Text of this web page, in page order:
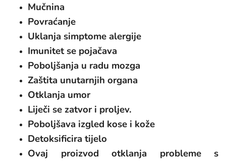
Mučnina
Povraćanje
Uklanja simptome alergije
Imunitet se pojačava
Poboljšanja u radu mozga
Zaštita unutarnjih organa
Otklanja umor
Liječi se zatvor i proljev.
Poboljšava izgled kose i kože
Detoksificira tijelo
Ovaj proizvod otklanja probleme s